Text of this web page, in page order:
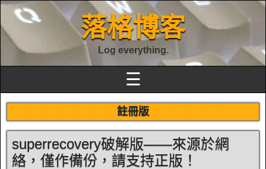
落格博客
Log everything.
☰
註冊版
superrecovery破解版——來源於網
絡，僅作備份，請支持正版！